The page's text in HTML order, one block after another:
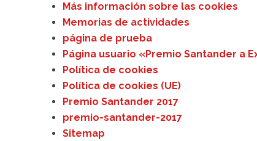
Más información sobre las cookies
Memorias de actividades
página de prueba
Página usuario «Premio Santander a
Política de cookies
Política de cookies (UE)
Premio Santander 2017
premio-santander-2017
Sitemap